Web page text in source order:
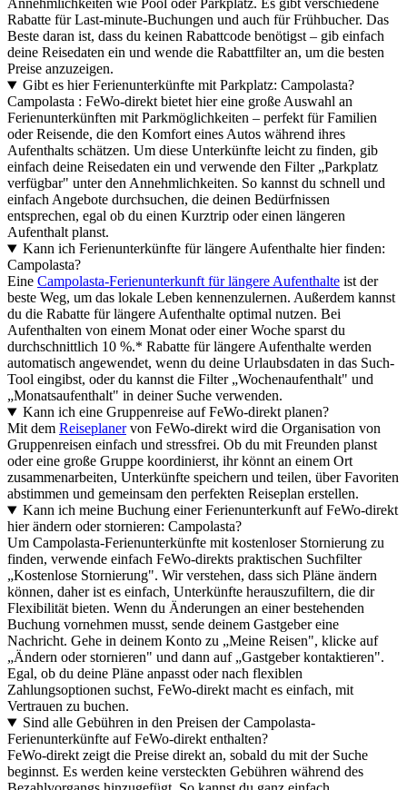
Annehmlichkeiten wie Pool oder Parkplatz. Es gibt verschiedene
Rabatte für Last-minute-Buchungen und auch für Frühbucher. Das
Beste daran ist, dass du keinen Rabattcode benötigst – gib einfach
deine Reisedaten ein und wende die Rabattfilter an, um die besten
Preise anzuzeigen.
Gibt es hier Ferienunterkünfte mit Parkplatz: Campolasta?
Campolasta : FeWo-direkt bietet hier eine große Auswahl an
Ferienunterkünften mit Parkmöglichkeiten – perfekt für Familien
oder Reisende, die den Komfort eines Autos während ihres
Aufenthalts schätzen. Um diese Unterkünfte leicht zu finden, gib
einfach deine Reisedaten ein und verwende den Filter „Parkplatz
verfügbar" unter den Annehmlichkeiten. So kannst du schnell und
einfach Angebote durchsuchen, die deinen Bedürfnissen
entsprechen, egal ob du einen Kurztrip oder einen längeren
Aufenthalt planst.
Kann ich Ferienunterkünfte für längere Aufenthalte hier finden:
Campolasta?
Eine Campolasta-Ferienunterkunft für längere Aufenthalte ist der
beste Weg, um das lokale Leben kennenzulernen. Außerdem kannst
du die Rabatte für längere Aufenthalte optimal nutzen. Bei
Aufenthalten von einem Monat oder einer Woche sparst du
durchschnittlich 10 %.* Rabatte für längere Aufenthalte werden
automatisch angewendet, wenn du deine Urlaubsdaten in das Such-
Tool eingibst, oder du kannst die Filter „Wochenaufenthalt" und
„Monatsaufenthalt" in deiner Suche verwenden.
Kann ich eine Gruppenreise auf FeWo-direkt planen?
Mit dem Reiseplanervon FeWo-direkt wird die Organisation von
Gruppenreisen einfach und stressfrei. Ob du mit Freunden planst
oder eine große Gruppe koordinierst, ihr könnt an einem Ort
zusammenarbeiten, Unterkünfte speichern und teilen, über Favoriten
abstimmen und gemeinsam den perfekten Reiseplan erstellen.
Kann ich meine Buchung einer Ferienunterkunft auf FeWo-direkt
hier ändern oder stornieren: Campolasta?
Um Campolasta-Ferienunterkünfte mit kostenloser Stornierung zu
finden, verwende einfach FeWo-direkts praktischen Suchfilter
„Kostenlose Stornierung". Wir verstehen, dass sich Pläne ändern
können, daher ist es einfach, Unterkünfte herauszufiltern, die dir
Flexibilität bieten. Wenn du Änderungen an einer bestehenden
Buchung vornehmen musst, sende deinem Gastgeber eine
Nachricht. Gehe in deinem Konto zu „Meine Reisen", klicke auf
„Ändern oder stornieren" und dann auf „Gastgeber kontaktieren".
Egal, ob du deine Pläne anpasst oder nach flexiblen
Zahlungsoptionen suchst, FeWo-direkt macht es einfach, mit
Vertrauen zu buchen.
Sind alle Gebühren in den Preisen der Campolasta-
Ferienunterkünfte auf FeWo-direkt enthalten?
FeWo-direkt zeigt die Preise direkt an, sobald du mit der Suche
beginnst. Es werden keine versteckten Gebühren während des